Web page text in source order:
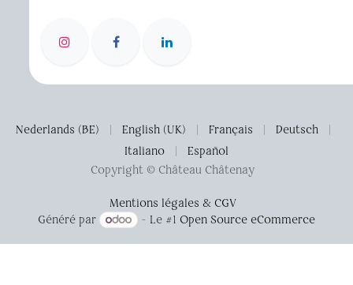
Copyright © Château Châtenay
Mentions légales & CGV
Nederlands (BE) | English (UK) | Français | Deutsch
|
Italiano
| Español
Généré par - Le #1 Open Source eCommerce